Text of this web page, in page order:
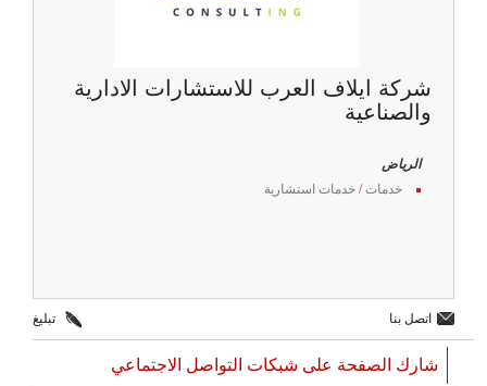
شركة ايلاف العرب للاستشارات الادارية
والصناعية
الرياض
خدمات/ خدمات استشارية
اتصل بنا تبليغ
شارك الصفحة على شبكات التواصل الاجتماعي